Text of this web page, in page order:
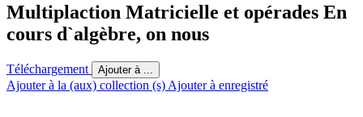
Multiplaction Matricielle et opérades En
cours d`algèbre, on nous
Téléchargement Ajouter à ...
Ajouter à la (aux) collection (s) Ajouter à enregistré